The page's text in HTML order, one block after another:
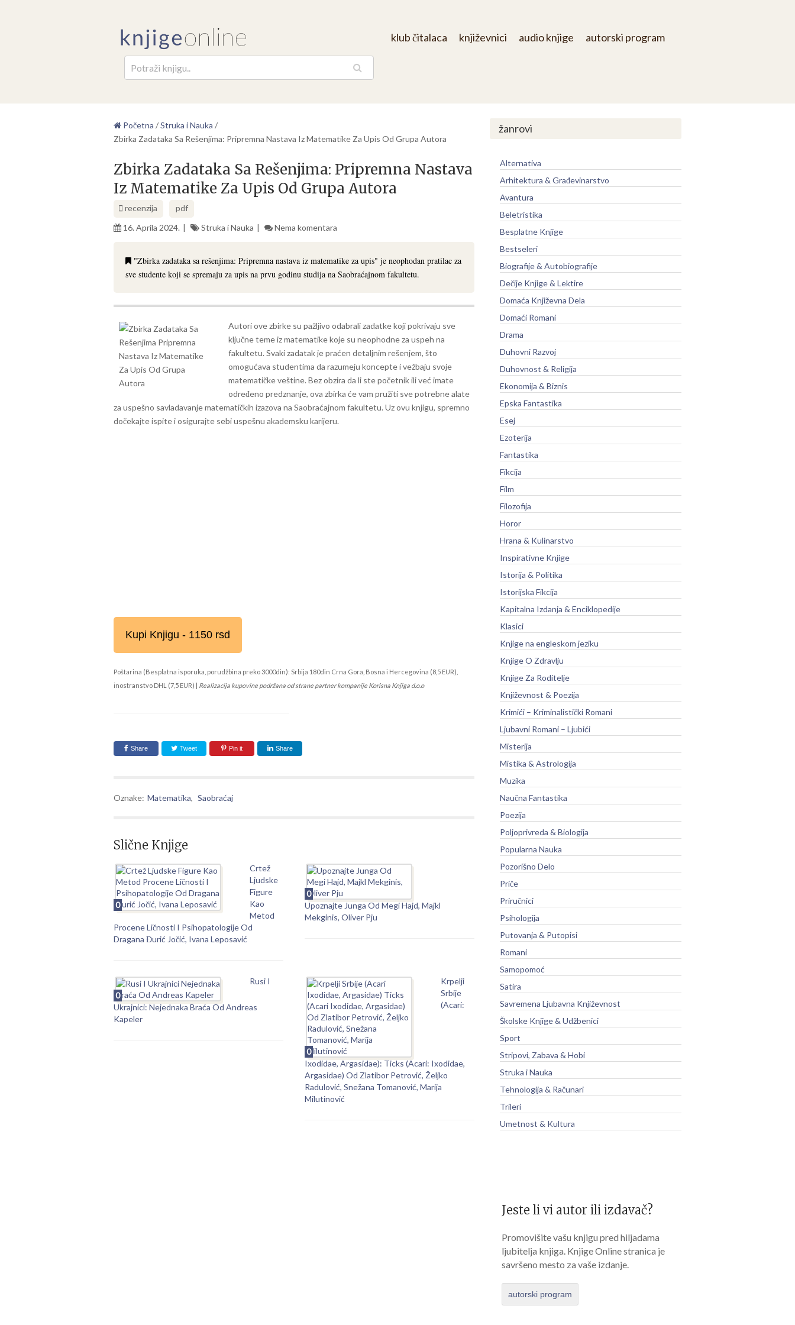
klub čitalaca književnici audio knjige autorski program
Početna /Struka i Nauka /
Zbirka Zadataka Sa Rešenjima: Pripremna Nastava Iz Matematike Za Upis Od Grupa Autora
Zbirka Zadataka Sa Rešenjima: Pripremna Nastava
Iz Matematike Za Upis Od Grupa Autora
recenzija
pdf
16. Aprila 2024.
Struka i Nauka Nema komentara
"Zbirka zadataka sa rešenjima: Pripremna nastava iz matematike za upis" je neophodan pratilac za
sve studente koji se spremaju za upis na prvu godinu studija na Saobraćajnom fakultetu.
Autori ove zbirke su pažljivo odabrali zadatke koji pokrivaju sve
ključne teme iz matematike koje su neophodne za uspeh na
fakultetu. Svaki zadatak je praćen detaljnim rešenjem, što
omogućava studentima da razumeju koncepte i vežbaju svoje
matematičke veštine. Bez obzira da li ste početnik ili već imate
određeno predznanje, ova zbirka će vam pružiti sve potrebne alate
za uspešno savladavanje matematičkih izazova na Saobraćajnom fakultetu. Uz ovu knjigu, spremno
dočekajte ispite i osigurajte sebi uspešnu akademsku karijeru.
Kupi Knjigu - 1150 rsd
Poštarina (Besplatna isporuka, porudžbina preko 3000din): Srbija 180din Crna Gora, Bosna i Hercegovina (8,5 EUR),
inostranstvo DHL (7,5 EUR) | Realizacija kupovine podržana od strane partner kompanije Korisna Knjiga d.o.o
Share Tweet Pin it Share
Oznake: Matematika, Saobraćaj
Slične Knjige
0
Crtež
Ljudske
Figure
Kao
Metod
Procene Ličnosti I Psihopatologije Od
Dragana Đurić Jočić, Ivana Leposavić
0
Upoznajte Junga Od Megi Hajd, Majkl
Mekginis, Oliver Pju
0
Rusi I
Ukrajnici: Nejednaka Braća Od Andreas
Kapeler
0
Krpelji
Srbije
(Acari:
Ixodidae, Argasidae): Ticks (Acari: Ixodidae,
Argasidae) Od Zlatibor Petrović, Željko
Radulović, Snežana Tomanović, Marija
Milutinović
žanrovi
Alternativa
Arhitektura & Građevinarstvo
Avantura
Beletristika
Besplatne Knjige
Bestseleri
Biografije & Autobiografije
Dečije Knjige & Lektire
Domaća Književna Dela
Domaći Romani
Drama
Duhovni Razvoj
Duhovnost & Religija
Ekonomija & Biznis
Epska Fantastika
Esej
Ezoterija
Fantastika
Fikcija
Film
Filozofija
Horor
Hrana & Kulinarstvo
Inspirativne Knjige
Istorija & Politika
Istorijska Fikcija
Kapitalna Izdanja & Enciklopedije
Klasici
Knjige na engleskom jeziku
Knjige O Zdravlju
Knjige Za Roditelje
Književnost & Poezija
Krimići – Kriminalistički Romani
Ljubavni Romani – Ljubići
Misterija
Mistika & Astrologija
Muzika
Naučna Fantastika
Poezija
Poljoprivreda & Biologija
Popularna Nauka
Pozorišno Delo
Priče
Priručnici
Psihologija
Putovanja & Putopisi
Romani
Samopomoć
Satira
Savremena Ljubavna Književnost
Školske Knjige & Udžbenici
Sport
Stripovi, Zabava & Hobi
Struka i Nauka
Tehnologija & Računari
Trileri
Umetnost & Kultura
Jeste li vi autor ili izdavač?
Promovišite vašu knjigu pred hiljadama
ljubitelja knjiga. Knjige Online stranica je
savršeno mesto za vaše izdanje.
autorski program